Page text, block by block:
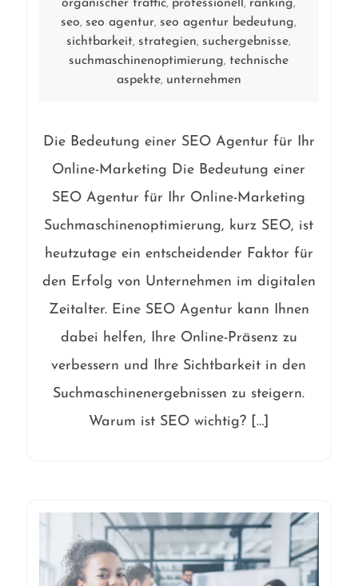
organischer traffic, professionell , ranking,
seo, seo agentur, seo agentur bedeutung,
sichtbarkeit, strategien, suchergebnisse,
suchmaschinenoptimierung,technische
aspekte, unternehmen
Die Bedeutung einer SEO Agentur für Ihr
Online-Marketing Die Bedeutung einer
SEO Agentur für Ihr Online-Marketing
Suchmaschinenoptimierung, kurz SEO, ist
heutzutage ein entscheidender Faktor für
den Erfolg von Unternehmen im digitalen
Zeitalter. Eine SEO Agentur kann Ihnen
dabei helfen, Ihre Online-Präsenz zu
verbessern und Ihre Sichtbarkeit in den
Suchmaschinenergebnissen zu steigern.
Warum ist SEO wichtig? […]